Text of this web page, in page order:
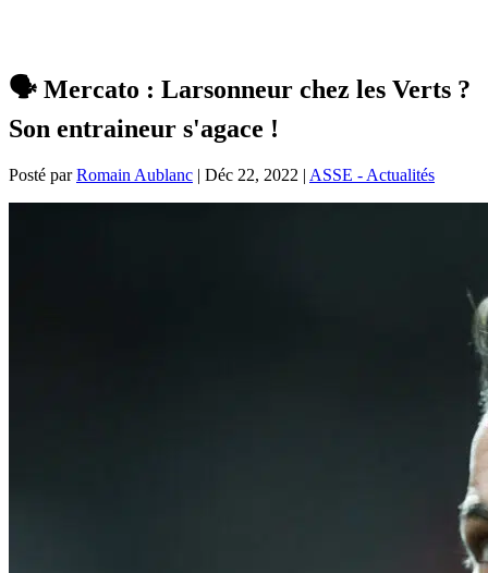
🗣️ Mercato : Larsonneur chez les Verts ?
Son entraineur s'agace !
Posté parRomain Aublanc | Déc 22, 2022 | ASSE - Actualités